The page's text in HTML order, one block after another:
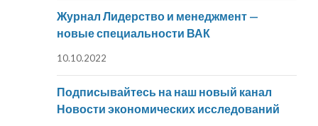
Журнал Лидерство и менеджмент —
новые специальности ВАК
10.10.2022
Подписывайтесь на наш новый канал
Новости экономических исследований